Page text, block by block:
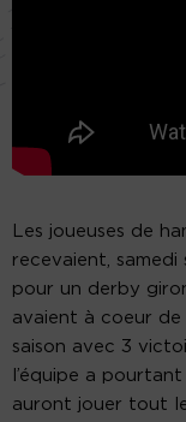
Les joueuses de
recevaient,
pour un derby
avaient à coeur
saison avec 3
l’équipe a
auront jouer tout